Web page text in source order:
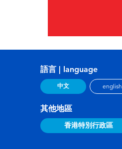
語言 | language
中文 english
其他地區
香港特別行政區